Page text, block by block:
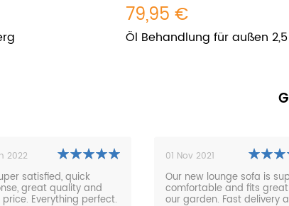
79,95 €
Öl Behandlung für außen 2,5
2021
lounge sofa is super
and fits great in
Fast delivery and
27 Oct 2021
We are very happy about
new furniture! Delivery
really well.